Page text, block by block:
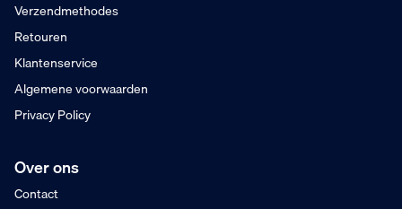
Verzendmethodes
Retouren
Klantenservice
Algemene voorwaarden
Privacy Policy
Over ons
Contact